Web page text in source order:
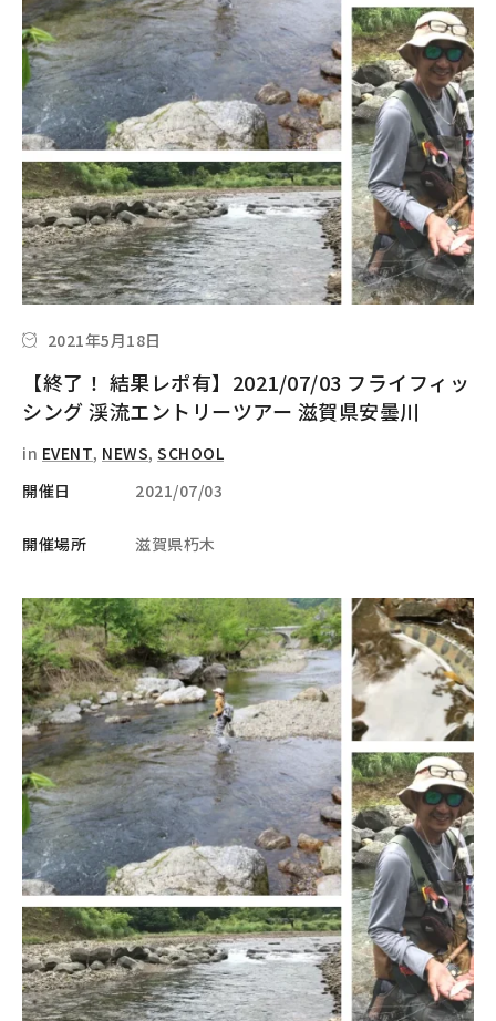
2021年5月18日
【終了！ 結果レポ有】2021/07/03 フライフィッ
シング 渓流エントリーツアー 滋賀県安曇川
in EVENT, NEWS, SCHOOL
開催日
2021/07/03
開催場所 滋賀県朽木